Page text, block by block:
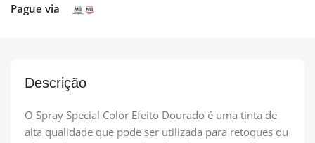
Pague via
Descrição
O Spray Special Color Efeito Dourado é uma tinta de
alta qualidade que pode ser utilizada para retoques ou